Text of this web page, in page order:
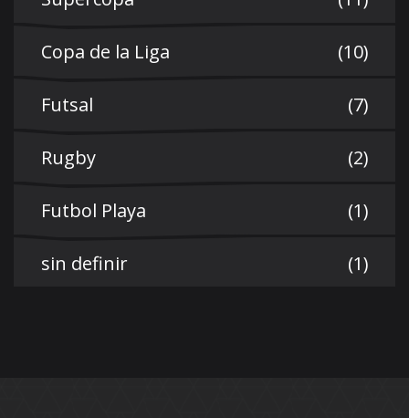
Copa de la Liga (10)
Futsal (7)
Rugby (2)
Futbol Playa (1)
sin definir (1)